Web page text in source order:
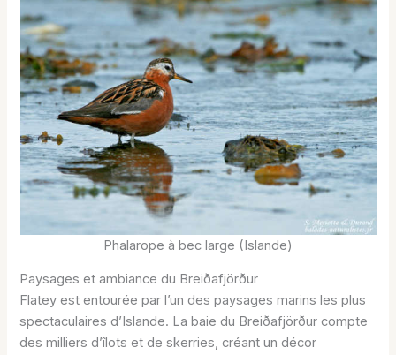
Phalarope à bec large (Islande)
Paysages et ambiance du Breiðafjörður
Flatey est entourée par l’un des paysages marins les plus
spectaculaires d’Islande. La baie du Breiðafjörður compte
des milliers d’îlots et de skerries, créant un décor